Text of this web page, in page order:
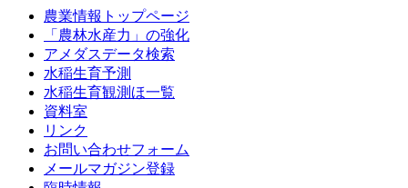
農業情報トップページ
「農林水産力」の強化
アメダスデータ検索
水稲生育予測
水稲生育観測ほ一覧
資料室
リンク
お問い合わせフォーム
メールマガジン登録